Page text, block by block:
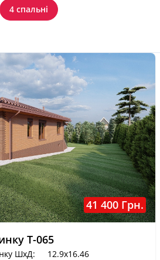
4 спальні
41 400 Грн.
T-065
ШхД:
12.9x16.46